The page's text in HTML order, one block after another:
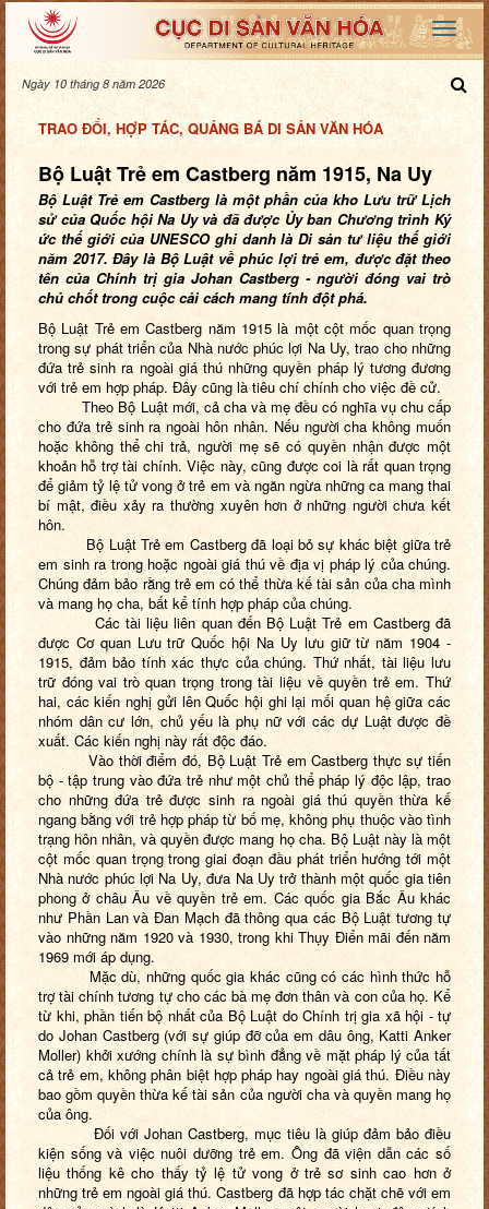
Ngày 10 tháng 8 năm 2026
TRAO ĐỔI, HỢP TÁC, QUẢNG BÁ DI SẢN VĂN HÓA
Bộ Luật Trẻ em Castberg năm 1915, Na Uy
Bộ Luật Trẻ em Castberg là một phần của kho Lưu trữ Lịch
sử của Quốc hội Na Uy và đã được Ủy ban Chương trình Ký
ức thế giới của UNESCO ghi danh là Di sản tư liệu thế giới
năm 2017. Đây là Bộ Luật về phúc lợi trẻ em, được đặt theo
tên của Chính trị gia Johan Castberg - người đóng vai trò
chủ chốt trong cuộc cải cách mang tính đột phá.
Bộ Luật Trẻ em Castberg năm 1915 là một cột mốc quan trọng
trong sự phát triển của Nhà nước phúc lợi Na Uy, trao cho những
đứa trẻ sinh ra ngoài giá thú những quyền pháp lý tương đương
với trẻ em hợp pháp. Đây cũng là tiêu chí chính cho việc đề cử.
Theo Bộ Luật mới, cả cha và mẹ đều có nghĩa vụ chu cấp
cho đứa trẻ sinh ra ngoài hôn nhân. Nếu người cha không muốn
hoặc không thể chi trả, người mẹ sẽ có quyền nhận được một
khoản hỗ trợ tài chính. Việc này, cũng được coi là rất quan trọng
để giảm tỷ lệ tử vong ở trẻ em và ngăn ngừa những ca mang thai
bí mật, điều xảy ra thường xuyên hơn ở những người chưa kết
hôn.
Bộ Luật Trẻ em Castberg đã loại bỏ sự khác biệt giữa trẻ
em sinh ra trong hoặc ngoài giá thú về địa vị pháp lý của chúng.
Chúng đảm bảo rằng trẻ em có thể thừa kế tài sản của cha mình
và mang họ cha, bất kể tính hợp pháp của chúng.
Các tài liệu liên quan đến Bộ Luật Trẻ em Castberg đã
được Cơ quan Lưu trữ Quốc hội Na Uy lưu giữ từ năm 1904 -
1915, đảm bảo tính xác thực của chúng. Thứ nhất, tài liệu lưu
trữ đóng vai trò quan trọng trong tài liệu về quyền trẻ em. Thứ
hai, các kiến nghị gửi lên Quốc hội ghi lại mối quan hệ giữa các
nhóm dân cư lớn, chủ yếu là phụ nữ với các dự Luật được đề
xuất. Các kiến nghị này rất độc đáo.
Vào thời điểm đó, Bộ Luật Trẻ em Castberg thực sự tiến
bộ - tập trung vào đứa trẻ như một chủ thể pháp lý độc lập, trao
cho những đứa trẻ được sinh ra ngoài giá thú quyền thừa kế
ngang bằng với trẻ hợp pháp từ bố mẹ, không phụ thuộc vào tình
trạng hôn nhân, và quyền được mang họ cha. Bộ Luật này là một
cột mốc quan trọng trong giai đoạn đầu phát triển hướng tới một
Nhà nước phúc lợi Na Uy, đưa Na Uy trở thành một quốc gia tiên
phong ở châu Âu về quyền trẻ em. Các quốc gia Bắc Âu khác
như Phần Lan và Đan Mạch đã thông qua các Bộ Luật tương tự
vào những năm 1920 và 1930, trong khi Thụy Điển mãi đến năm
1969 mới áp dụng.
Mặc dù, những quốc gia khác cũng có các hình thức hỗ
trợ tài chính tương tự cho các bà mẹ đơn thân và con của họ. Kể
từ khi, phần tiến bộ nhất của Bộ Luật do Chính trị gia xã hội - tự
do Johan Castberg (với sự giúp đỡ của em dâu ông, Katti Anker
Moller) khởi xướng chính là sự bình đẳng về mặt pháp lý của tất
cả trẻ em, không phân biệt hợp pháp hay ngoài giá thú. Điều này
bao gồm quyền thừa kế tài sản của người cha và quyền mang họ
của ông.
Đối với Johan Castberg, mục tiêu là giúp đảm bảo điều
kiện sống và việc nuôi dưỡng trẻ em. Ông đã viện dẫn các số
liệu thống kê cho thấy tỷ lệ tử vong ở trẻ sơ sinh cao hơn ở
những trẻ em ngoài giá thú. Castberg đã hợp tác chặt chẽ với em